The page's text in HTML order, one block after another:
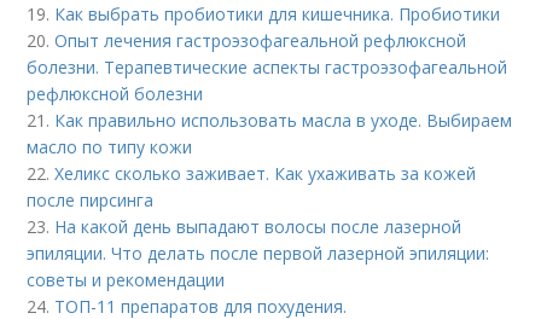
19. Как выбрать пробиотики для кишечника. Пробиотики
20.Опыт лечения гастроэзофагеальной рефлюксной
болезни. Терапевтические аспекты гастроэзофагеальной
рефлюксной болезни
21. Как правильно использовать масла в уходе. Выбираем
масло по типу кожи
22.Хеликс сколько заживает. Как ухаживать за кожей
после пирсинга
23. На какой день выпадают волосы после лазерной
эпиляции. Что делать после первой лазерной эпиляции:
советы и рекомендации
24. ТОП-11 препаратов для похудения.